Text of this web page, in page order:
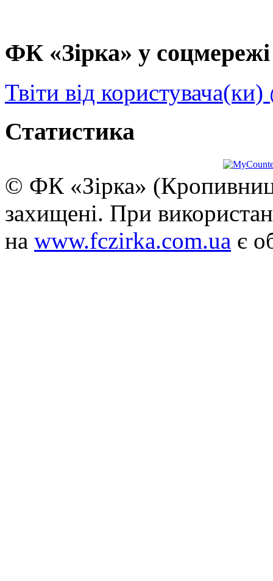
ФК «Зірка» у
Твіти від
Статистика
© ФК «Зірка»
захищені. При
на www.fczirka.com.ua є